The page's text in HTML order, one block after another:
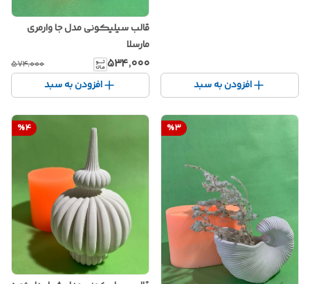
افزودن به سبد
قالب سیلیکونی مدل جا وارمری
مارسلا
۵۳۴٬۰۰۰ ۵۷۴٬۰۰۰
افزودن به سبد
%3
%4